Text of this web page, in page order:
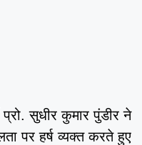
प्रो. सुधीर कुमार पुंडीर ने
पर हर्ष व्यक्त करते हुए